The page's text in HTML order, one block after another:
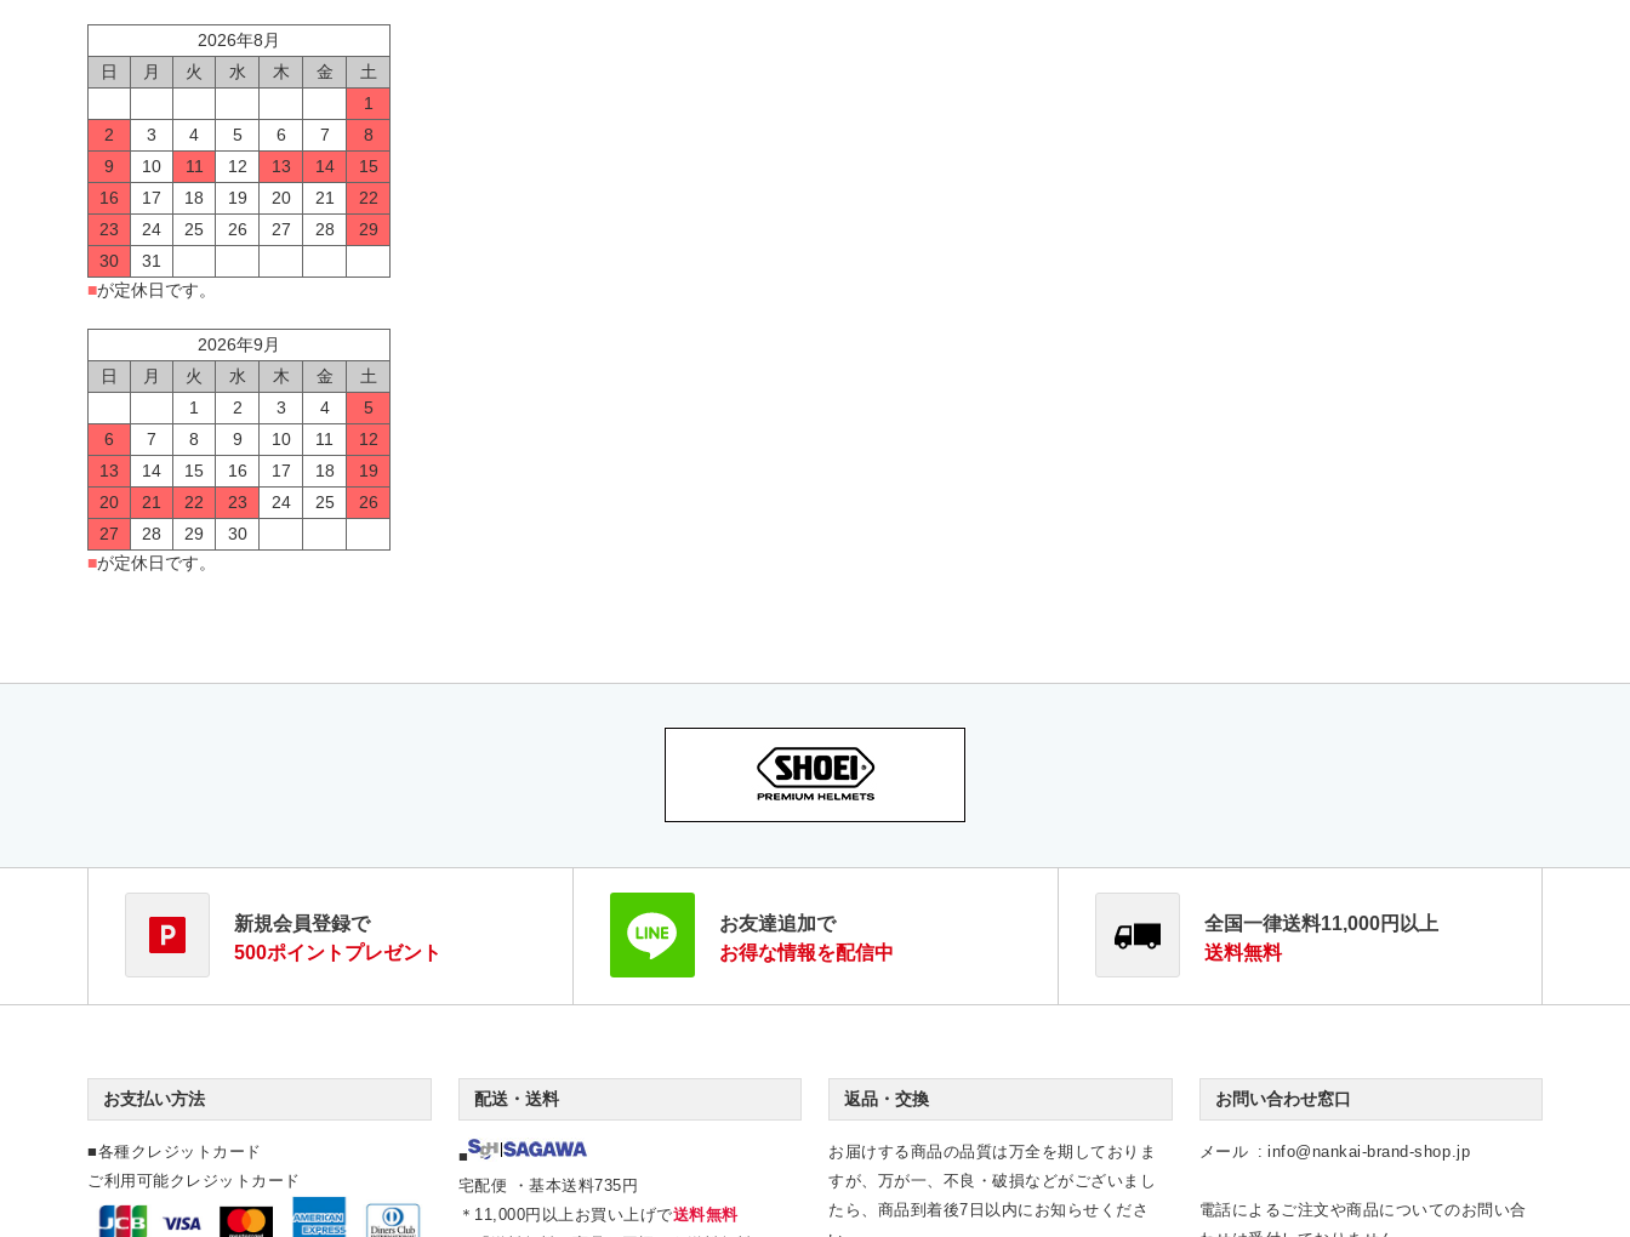
2026年8月
日
月 火 水 木 金
土
1
2
3 4 5 6 7
8
9
10 11 12 13 14
15
16
17 18 19 20 21
22
23
24 25 26 27 28
29
30
31
■が定休日です。
2026年9月
日
月 火 水 木 金
土
1
2 3 4
5
6
7 8 9 10 11
12
13
14 15 16 17 18
19
20
21 22 23 24 25
26
27
28 29
30
■が定休日です。
新規会員登録で
500ポイントプレゼント
お友達追加で
お得な情報を配信中
全国一律送料11,000円以上
送料無料
お支払い方法
■各種クレジットカード
ご利用可能クレジットカード
配送・送料
■
宅配便 ・基本送料735円
＊11,000円以上お買い上げで送料無料
返品・交換
お届けする商品の品質は万全を期しておりま
すが、万が一、不良・破損などがございまし
たら、商品到着後7日以内にお知らせくださ
お問い合わせ窓口
メール info@nankai-brand-shop.jp
電話によるご注文や商品についてのお問い合